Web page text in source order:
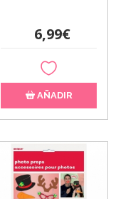
6,99€
AÑADIR